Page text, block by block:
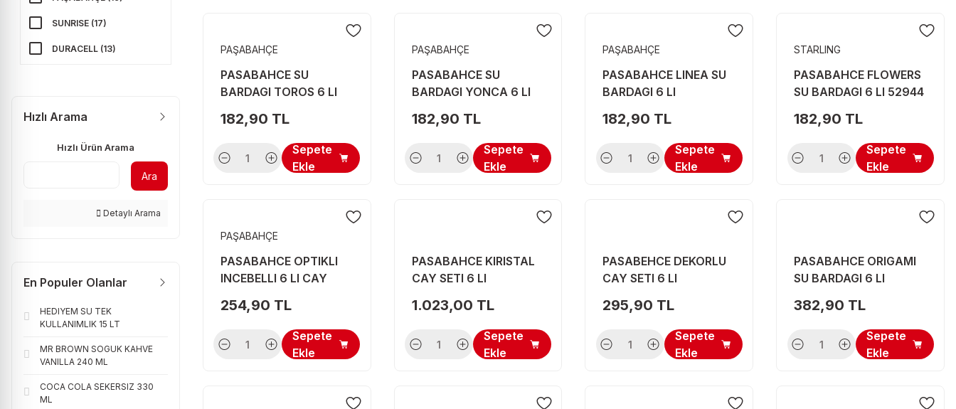
SUNRISE (17)
DURACELL (13)
VARTA (6)
STEPY (5)
INTEX (4)
ARZU (3)
MADAME MON (3)
Hızlı Arama
Hızlı Ürün Arama
Ara
Detaylı Arama
En Populer Olanlar
HEDIYEM SU TEK
KULLANIMLIK 15 LT
MR BROWN SOGUK KAHVE
VANILLA 240 ML
COCA COLA SEKERSIZ 330
ML
PAŞABAHÇE
PASABAHCE SU
BARDAGI TOROS 6 LI
182,90 TL
Sepete
Ekle
PAŞABAHÇE
PASABAHCE SU
BARDAGI YONCA 6 LI
182,90 TL
Sepete
Ekle
PAŞABAHÇE
PASABAHCE LINEA SU
BARDAGI 6 LI
182,90 TL
Sepete
Ekle
STARLING
PASABAHCE FLOWERS
SU BARDAGI 6 LI 52944
182,90 TL
Sepete
Ekle
PAŞABAHÇE
PASABAHCE OPTIKLI
INCEBELLI 6 LI CAY
254,90 TL
Sepete
Ekle
PASABAHCE KIRISTAL
CAY SETI 6 LI
1.023,00 TL
Sepete
Ekle
PASABEHCE DEKORLU
CAY SETI 6 LI
295,90 TL
Sepete
Ekle
PASABAHCE ORIGAMI
SU BARDAGI 6 LI
382,90 TL
Sepete
Ekle